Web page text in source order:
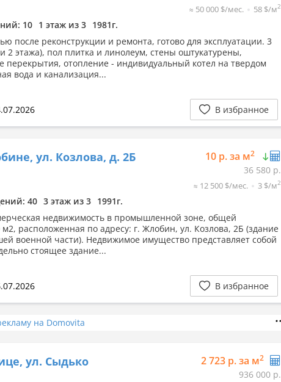
≈ 50 000 $/мес. 58 $/м2
10 1 этаж из 3 1981г.
после реконструкции и ремонта, готово для эксплуатации. 3
2 этажа), пол плитка и линолеум, стены оштукатурены,
перекрытия, отопление - индивидуальный котел на твердом
вода и канализация...
В избранное
ул. Козлова, д. 2Б 10 р. за м2
36 580 р.
≈ 12 500 $/мес. 3 $/м2
40 3 этаж из 3 1991г.
недвижимость в промышленной зоне, общей
расположенная по адресу: г. Жлобин, ул. Козлова, 2Б (здание
военной части). Недвижимое имущество представляет собой
стоящее здание...
В избранное
на Domovita
ул. Сыдько 2 723 р. за м2
936 000 р.